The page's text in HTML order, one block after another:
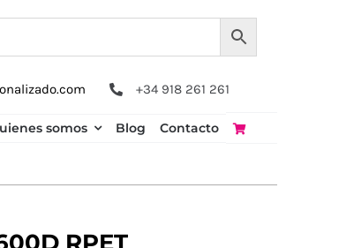
+34 918 261 261
somos Blog Contacto